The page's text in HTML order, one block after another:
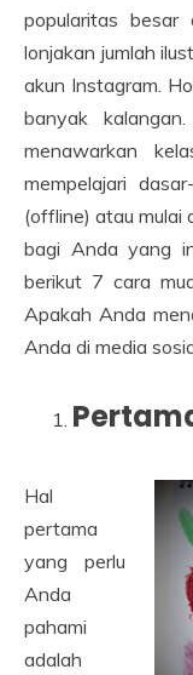
popularitas
lonjakan jumlah
akun Instagram.
banyak
menawarkan
mempelajari
(offline) atau mulai
bagi Anda yang
berikut 7 cara
Apakah Anda
Anda di media
Hal
pertama
yang perlu
Anda
pahami
adalah